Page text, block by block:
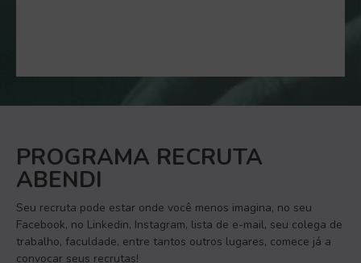
PROGRAMA RECRUTA
ABENDI
Seu recruta pode estar onde você menos imagina, no seu
Facebook, no Linkedin, Instagram, lista de e-mail, seu colega de
trabalho, faculdade, entre tantos outros lugares, comece já a
convocar seus recrutas!